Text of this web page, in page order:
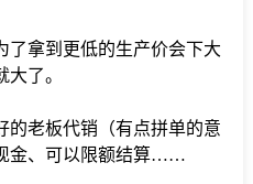
了拿到更低的生产价会下大
了。
的老板代销（有点拼单的意
金、可以限额结算……